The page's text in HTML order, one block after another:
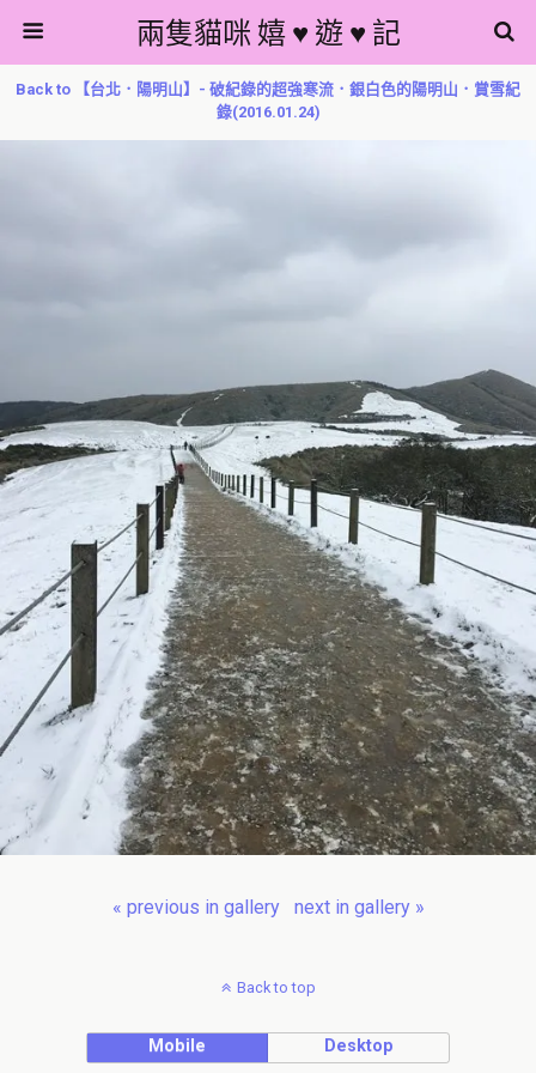
兩隻貓咪 嬉 ♥ 遊 ♥ 記
Back to 【台北．陽明山】- 破紀錄的超強寒流．銀白色的陽明山．賞雪紀
錄(2016.01.24)
« previous in gallery next in gallery »
Back to top
Mobile Desktop